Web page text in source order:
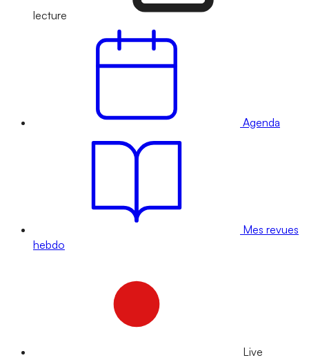
lecture
Agenda
Mes revues
hebdo
Live